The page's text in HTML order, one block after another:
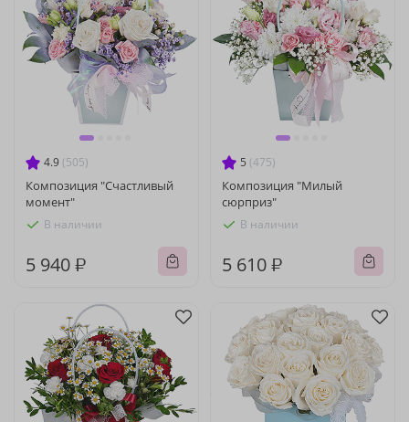
4.9 (505)
Композиция "Счастливый
момент"
В наличии
5 940 ₽
5 (475)
Композиция "Милый
сюрприз"
В наличии
5 610 ₽